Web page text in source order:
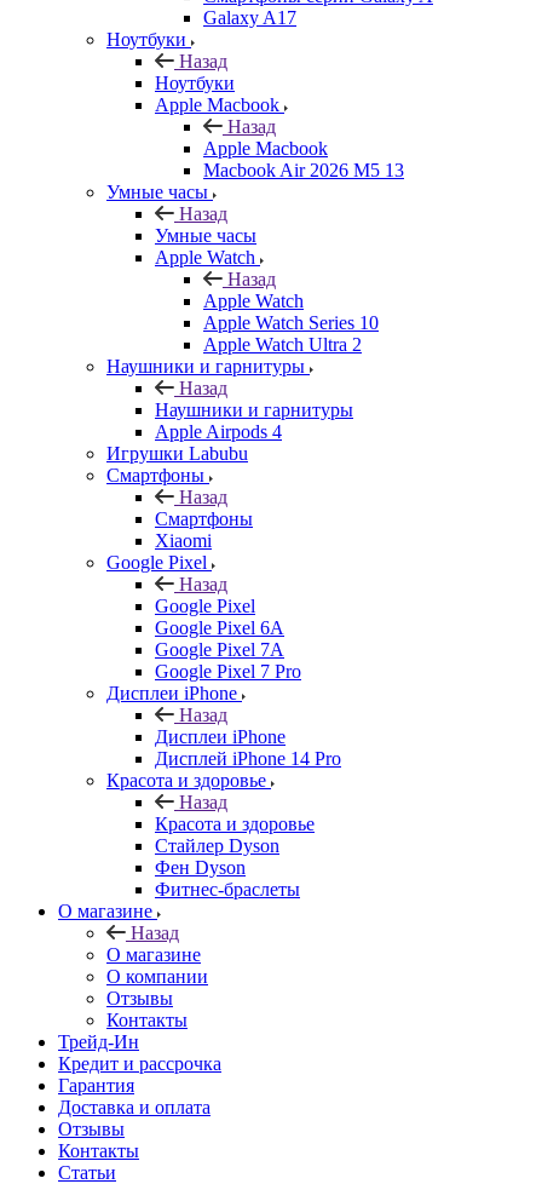
Galaxy A17
Ноутбуки
Назад
Ноутбуки
Apple Macbook
Назад
Apple Macbook
Macbook Air 2026 M5 13
Умные часы
Назад
Умные часы
Apple Watch
Назад
Apple Watch
Apple Watch Series 10
Apple Watch Ultra 2
Наушники и гарнитуры
Назад
Наушники и гарнитуры
Apple Airpods 4
Игрушки Labubu
Смартфоны
Назад
Смартфоны
Xiaomi
Google Pixel
Назад
Google Pixel
Google Pixel 6A
Google Pixel 7А
Google Pixel 7 Pro
Дисплеи iPhone
Назад
Дисплеи iPhone
Дисплей iPhone 14 Pro
Красота и здоровье
Назад
Красота и здоровье
Стайлер Dyson
Фен Dyson
Фитнес-браслеты
О магазине
Назад
О магазине
О компании
Отзывы
Контакты
Трейд-Ин
Кредит и рассрочка
Гарантия
Доставка и оплата
Отзывы
Контакты
Статьи